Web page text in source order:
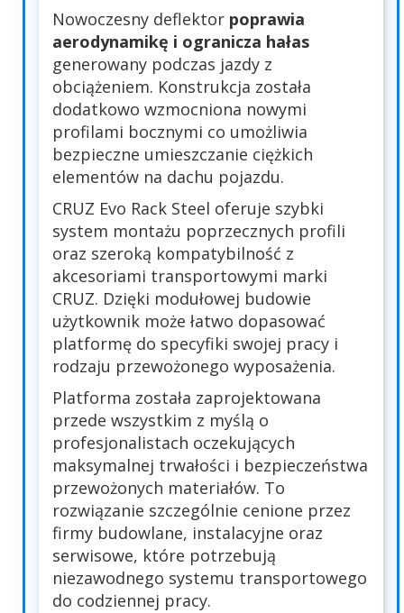
Nowoczesny deflektor poprawia
aerodynamikę i ogranicza hałas
generowany podczas jazdy z
obciążeniem. Konstrukcja została
dodatkowo wzmocniona nowymi
profilami bocznymi co umożliwia
bezpieczne umieszczanie ciężkich
elementów na dachu pojazdu.
CRUZ Evo Rack Steel oferuje szybki
system montażu poprzecznych profili
oraz szeroką kompatybilność z
akcesoriami transportowymi marki
CRUZ. Dzięki modułowej budowie
użytkownik może łatwo dopasować
platformę do specyfiki swojej pracy i
rodzaju przewożonego wyposażenia.
Platforma została zaprojektowana
przede wszystkim z myślą o
profesjonalistach oczekujących
maksymalnej trwałości i bezpieczeństwa
przewożonych materiałów. To
rozwiązanie szczególnie cenione przez
firmy budowlane, instalacyjne oraz
serwisowe, które potrzebują
niezawodnego systemu transportowego
do codziennej pracy.